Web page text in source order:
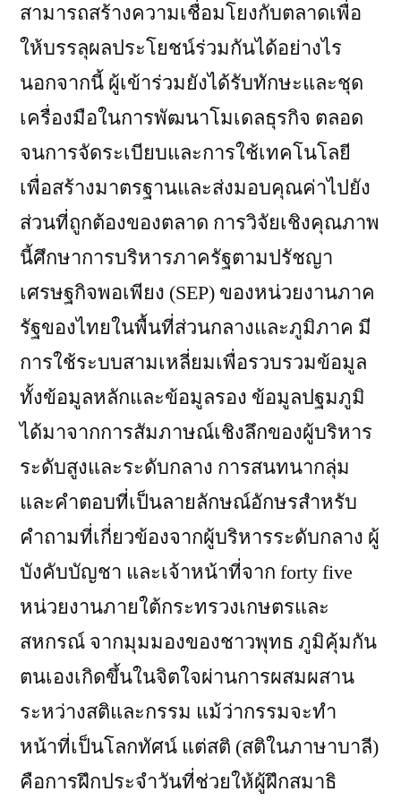
สามารถสร้างความเชื่อมโยงกับตลาดเพื่อ
ให้บรรลุผลประโยชน์ร่วมกันได้อย่างไร
นอกจากนี้ ผู้เข้าร่วมยังได้รับทักษะและชุด
เครื่องมือในการพัฒนาโมเดลธุรกิจ ตลอด
จนการจัดระเบียบและการใช้เทคโนโลยี
เพื่อสร้างมาตรฐานและส่งมอบคุณค่าไปยัง
ส่วนที่ถูกต้องของตลาด การวิจัยเชิงคุณภาพ
นี้ศึกษาการบริหารภาครัฐตามปรัชญา
เศรษฐกิจพอเพียง (SEP) ของหน่วยงานภาค
รัฐของไทยในพื้นที่ส่วนกลางและภูมิภาค มี
การใช้ระบบสามเหลี่ยมเพื่อรวบรวมข้อมูล
ทั้งข้อมูลหลักและข้อมูลรอง ข้อมูลปฐมภูมิ
ได้มาจากการสัมภาษณ์เชิงลึกของผู้บริหาร
ระดับสูงและระดับกลาง การสนทนากลุ่ม
และคำตอบที่เป็นลายลักษณ์อักษรสำหรับ
คำถามที่เกี่ยวข้องจากผู้บริหารระดับกลาง ผู้
บังคับบัญชา และเจ้าหน้าที่จาก forty five
หน่วยงานภายใต้กระทรวงเกษตรและ
สหกรณ์ จากมุมมองของชาวพุทธ ภูมิคุ้มกัน
ตนเองเกิดขึ้นในจิตใจผ่านการผสมผสาน
ระหว่างสติและกรรม แม้ว่ากรรมจะทำ
หน้าที่เป็นโลกทัศน์ แต่สติ (สติในภาษาบาลี)
คือการฝึกประจำวันที่ช่วยให้ผู้ฝึกสมาธิ